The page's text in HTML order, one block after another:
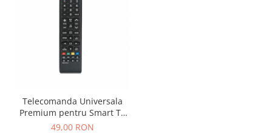
Telecomanda Universala
Premium pentru Smart TV
VarioShop®, 01301A,
49,00 RON